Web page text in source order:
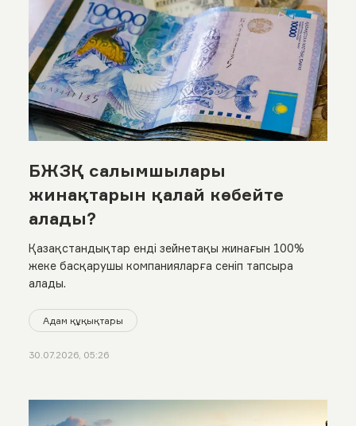
БЖЗҚ салымшылары
жинақтарын қалай көбейте
алады?
Қазақстандықтар енді зейнетақы жинағын 100%
жеке басқарушы компанияларға сеніп тапсыра
алады.
Адам құқықтары
30.07.2026, 05:26